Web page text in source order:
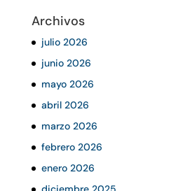
Archivos
julio 2026
junio 2026
mayo 2026
abril 2026
marzo 2026
febrero 2026
enero 2026